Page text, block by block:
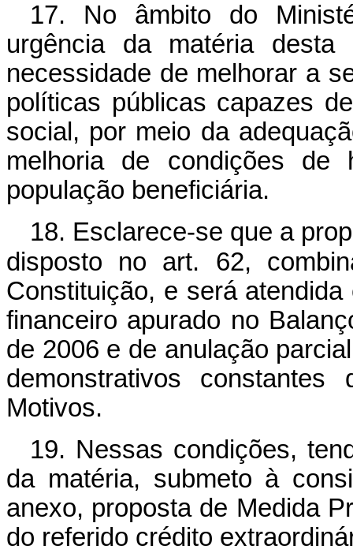
17. No âmbito do
urgência da matéria desta
necessidade de melhorar a
políticas públicas capazes
social, por meio da
melhoria de condições de
população beneficiária.
18. Esclarece-se que a
disposto no art. 62,
Constituição, e será
financeiro apurado no
de 2006 e de anulação
demonstrativos
Motivos.
19. Nessas condições,
da matéria, submeto à
anexo, proposta de Medida
do referido crédito